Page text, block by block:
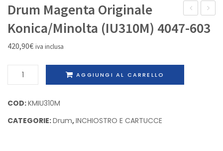
Unit
Nero
Ricoh
kit
Ciano
Drum Magenta Originale
Konica/Minolta (IU310M) 4047-603
420,90€ iva inclusa
Drum
Magenta
Konica/Minolta
(IU310M)
AGGIUNGI AL CARRELLO
COD:KMIU310M
CATEGORIE:Drum,INCHIOSTRO E CARTUCCE